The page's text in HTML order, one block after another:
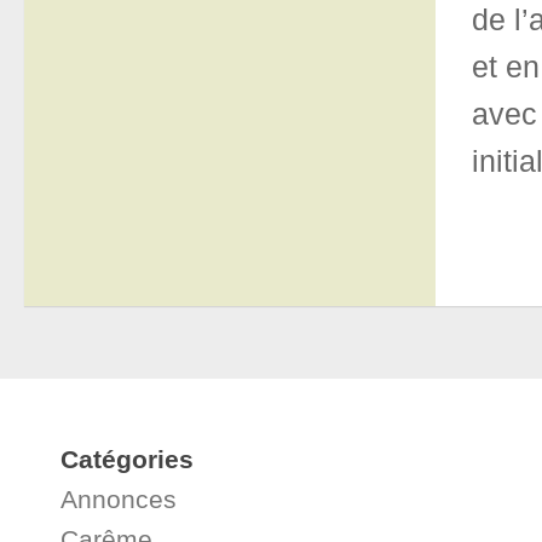
de
et
Catégories
Annonces